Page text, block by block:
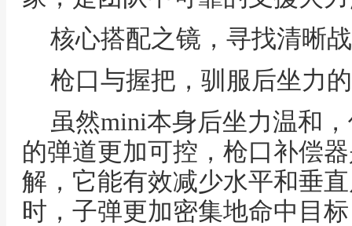
核心搭配之镜，寻找清晰
枪口与握把，驯服后坐力
虽然mini本身后坐力温和
的弹道更加可控，枪口补偿
解，它能有效减少水平和垂
时，子弹更加密集地命中目